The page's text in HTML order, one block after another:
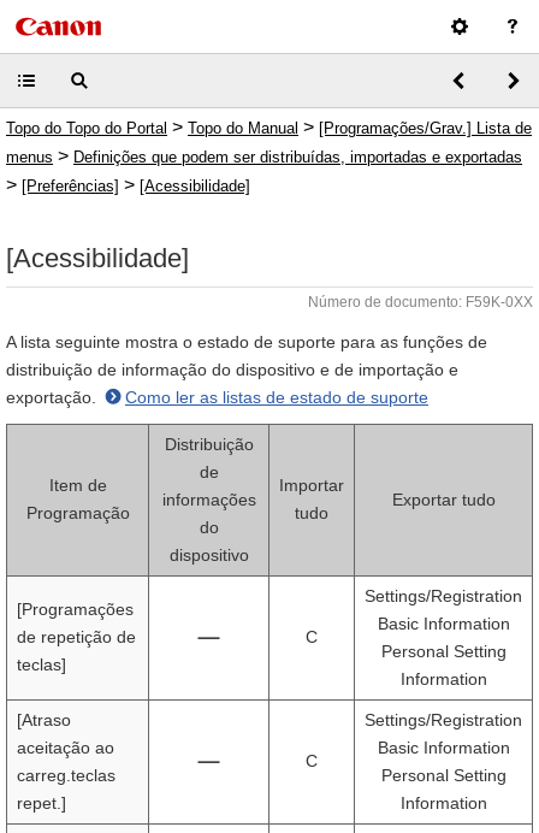
Topo do Topo do Portal > Topo do Manual > [Programações/Grav.] Lista de
menus > Definições que podem ser distribuídas, importadas e exportadas
> [Preferências] > [Acessibilidade]
[Acessibilidade]
Número de documento: F59K-0XX
A lista seguinte mostra o estado de suporte para as funções de
distribuição de informação do dispositivo e de importação e
exportação.
Como ler as listas de estado de suporte
Item de
Programação
Distribuição
de
informações
do
dispositivo
Importar
tudo
Exportar tudo
[Programações
de repetição de
teclas]
C
Settings/Registration
Basic Information
Personal Setting
Information
[Atraso
aceitação ao
carreg.teclas
repet.]
C
Settings/Registration
Basic Information
Personal Setting
Information